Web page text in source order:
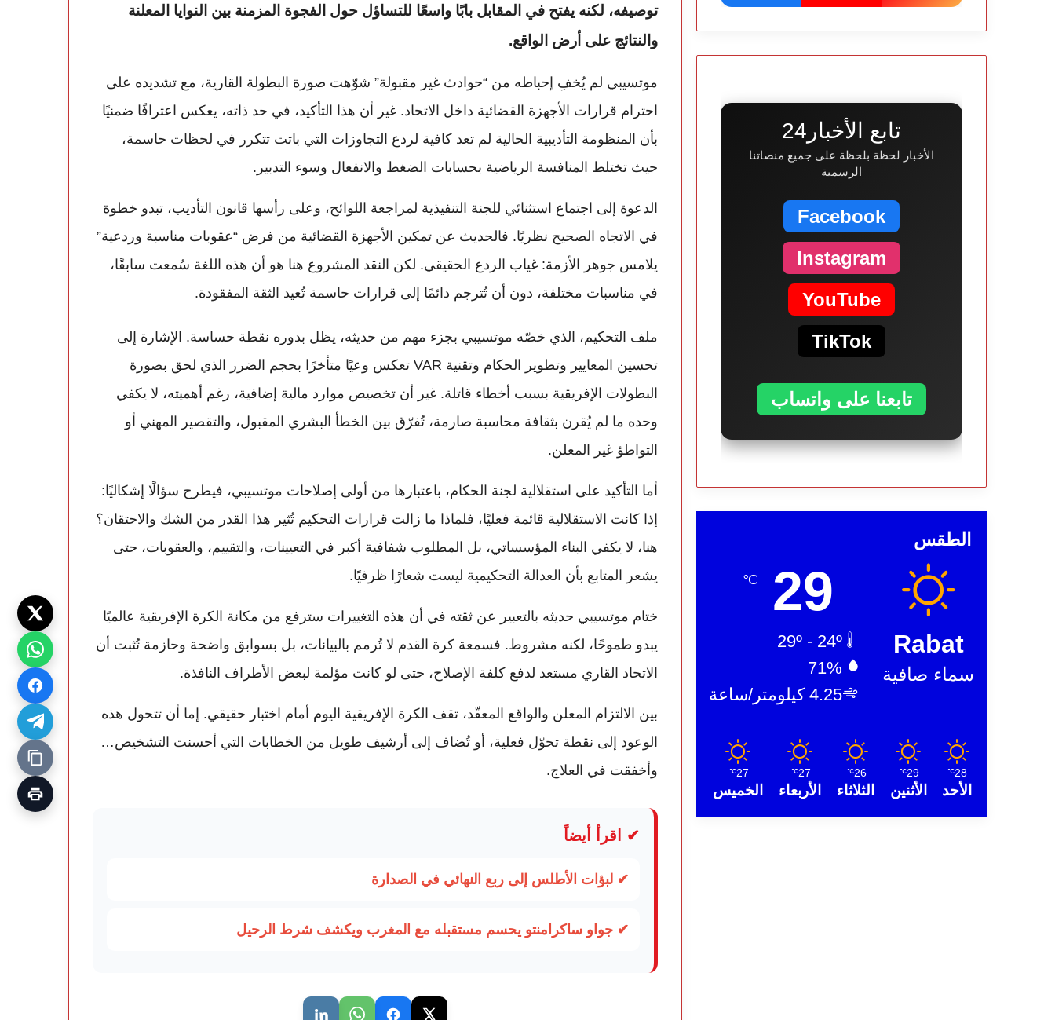
توصيفه، لكنه يفتح في المقابل بابًا واسعًا للتساؤل حول الفجوة المزمنة بين النوايا المعلنة
والنتائج على أرض الواقع.
موتسيبي لم يُخفِ إحباطه من “حوادث غير مقبولة” شوّهت صورة البطولة القارية، مع تشديده على
احترام قرارات الأجهزة القضائية داخل الاتحاد. غير أن هذا التأكيد، في حد ذاته، يعكس اعترافًا ضمنيًا
بأن المنظومة التأديبية الحالية لم تعد كافية لردع التجاوزات التي باتت تتكرر في لحظات حاسمة،
حيث تختلط المنافسة الرياضية بحسابات الضغط والانفعال وسوء التدبير.
الدعوة إلى اجتماع استثنائي للجنة التنفيذية لمراجعة اللوائح، وعلى رأسها قانون التأديب، تبدو خطوة
في الاتجاه الصحيح نظريًا. فالحديث عن تمكين الأجهزة القضائية من فرض “عقوبات مناسبة وردعية”
يلامس جوهر الأزمة: غياب الردع الحقيقي. لكن النقد المشروع هنا هو أن هذه اللغة سُمعت سابقًا،
في مناسبات مختلفة، دون أن تُترجم دائمًا إلى قرارات حاسمة تُعيد الثقة المفقودة.
ملف التحكيم، الذي خصّه موتسيبي بجزء مهم من حديثه، يظل بدوره نقطة حساسة. الإشارة إلى
تحسين المعايير وتطوير الحكام وتقنية VAR تعكس وعيًا متأخرًا بحجم الضرر الذي لحق بصورة
البطولات الإفريقية بسبب أخطاء قاتلة. غير أن تخصيص موارد مالية إضافية، رغم أهميته، لا يكفي
وحده ما لم يُقرن بثقافة محاسبة صارمة، تُفرّق بين الخطأ البشري المقبول، والتقصير المهني أو
التواطؤ غير المعلن.
أما التأكيد على استقلالية لجنة الحكام، باعتبارها من أولى إصلاحات موتسيبي، فيطرح سؤالًا إشكاليًا:
إذا كانت الاستقلالية قائمة فعليًا، فلماذا ما زالت قرارات التحكيم تُثير هذا القدر من الشك والاحتقان؟
هنا، لا يكفي البناء المؤسساتي، بل المطلوب شفافية أكبر في التعيينات، والتقييم، والعقوبات، حتى
يشعر المتابع بأن العدالة التحكيمية ليست شعارًا ظرفيًا.
ختام موتسيبي حديثه بالتعبير عن ثقته في أن هذه التغييرات سترفع من مكانة الكرة الإفريقية عالميًا
يبدو طموحًا، لكنه مشروط. فسمعة كرة القدم لا تُرمم بالبيانات، بل بسوابق واضحة وحازمة تُثبت أن
الاتحاد القاري مستعد لدفع كلفة الإصلاح، حتى لو كانت مؤلمة لبعض الأطراف النافذة.
بين الالتزام المعلن والواقع المعقّد، تقف الكرة الإفريقية اليوم أمام اختبار حقيقي. إما أن تتحول هذه
الوعود إلى نقطة تحوّل فعلية، أو تُضاف إلى أرشيف طويل من الخطابات التي أحسنت التشخيص…
وأخفقت في العلاج.
✔ اقرأ أيضاً
✔ لبؤات الأطلس إلى ربع النهائي في الصدارة
✔ جواو ساكرامنتو يحسم مستقبله مع المغرب ويكشف شرط الرحيل
تابع الأخبار24
الأخبار لحظة بلحظة على جميع منصاتنا
الرسمية
Facebook
Instagram
YouTube
TikTok
تابعنا على واتساب
الطقس
Rabat
سماء صافية
29
℃
71%
4.25 كيلومتر/ساعة
28
℃
الأحد
29
℃
الأثنين
26
℃
الثلاثاء
27
℃
الأربعاء
27
℃
الخميس